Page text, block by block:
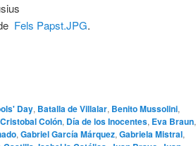
Fels Papst.JPG.
Day, Batalla de Villalar, Benito Mussolini,
Cristobal Colón, Día de los Inocentes, Eva Braun,
, Gabriel García Márquez, Gabriela Mistral,